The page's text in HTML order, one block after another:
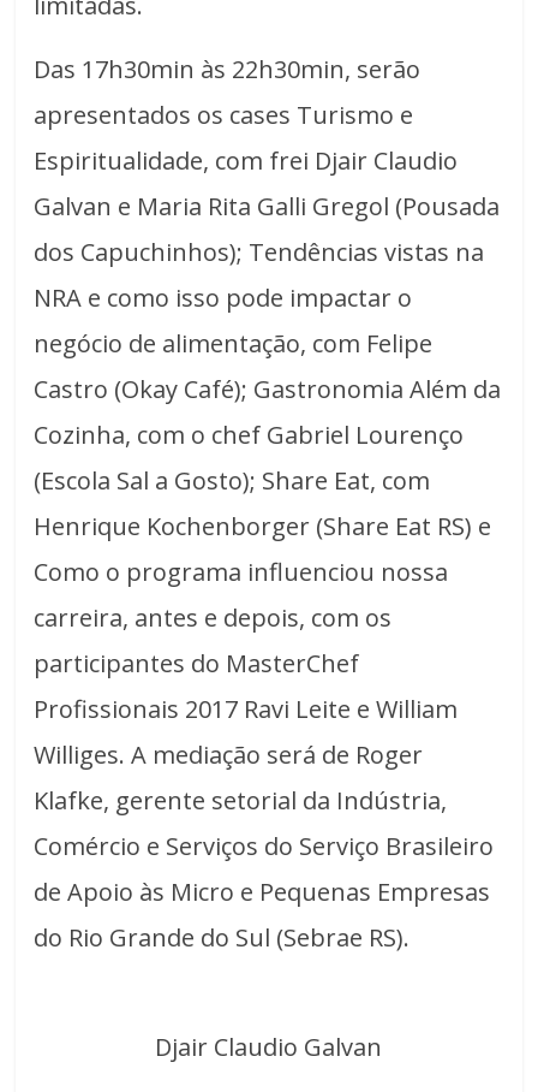
Das 17h30min às 22h30min, serão
apresentados os cases Turismo e
Espiritualidade, com frei Djair Claudio
Galvan e Maria Rita Galli Gregol (Pousada
dos Capuchinhos); Tendências vistas na
NRA e como isso pode impactar o
negócio de alimentação, com Felipe
Castro (Okay Café); Gastronomia Além da
Cozinha, com o chef Gabriel Lourenço
(Escola Sal a Gosto); Share Eat, com
Henrique Kochenborger (Share Eat RS) e
Como o programa influenciou nossa
carreira, antes e depois, com os
participantes do MasterChef
Profissionais 2017 Ravi Leite e William
Williges. A mediação será de Roger
Klafke, gerente setorial da Indústria,
Comércio e Serviços do Serviço Brasileiro
de Apoio às Micro e Pequenas Empresas
do Rio Grande do Sul (Sebrae RS).
Djair Claudio Galvan